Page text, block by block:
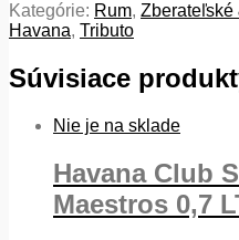
Kategórie: Rum, Zberateľské
Havana, Tributo
Súvisiace
Nie je na sklade
Havana Club
Maestros 0,7